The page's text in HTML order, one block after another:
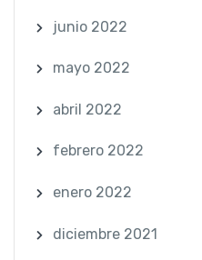
junio 2022
mayo 2022
abril 2022
febrero 2022
enero 2022
diciembre 2021